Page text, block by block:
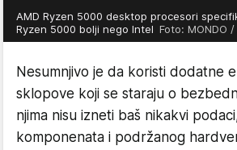
AMD Ryzen 5000 desktop procesori
Ryzen 5000 bolji nego Intel Foto: MONDO /
Nesumnjivo je da koristi dodatne
sklopove koji se staraju o
njima nisu izneti baš nikakvi
komponenata i podržanog